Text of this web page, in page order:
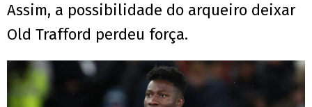
Assim, a possibilidade do arqueiro deixar
Old Trafford perdeu força.